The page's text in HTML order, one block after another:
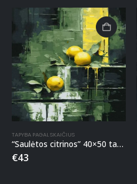
TAPYBA PAGAL SKAIČIUS
“Saulėtos citrinos” 40×50 tapyba pagal skaičius
€43